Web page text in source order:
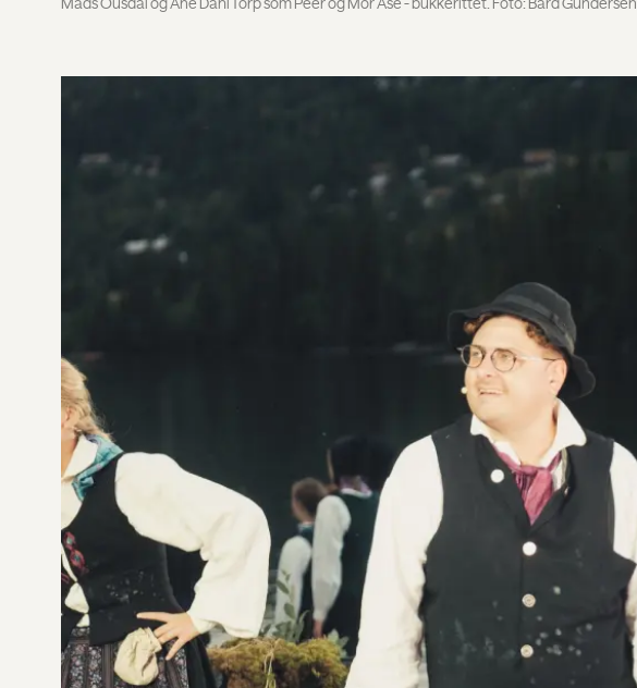
Mads Ousdal og Ane Dahl Torp som Peer og Mor Åse - bukkerittet. Foto: Bård Gundersen